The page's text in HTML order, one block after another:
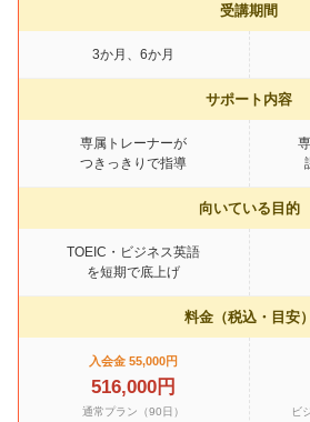
受講期間
3か月、6か月
サポート内容
専属トレーナーが
つきっきりで指導
向いている目的
TOEIC・ビジネス英語
を短期で底上げ
料金（税込・目安）
入会金 55,000円
516,000円
通常プラン（90日）
ビ